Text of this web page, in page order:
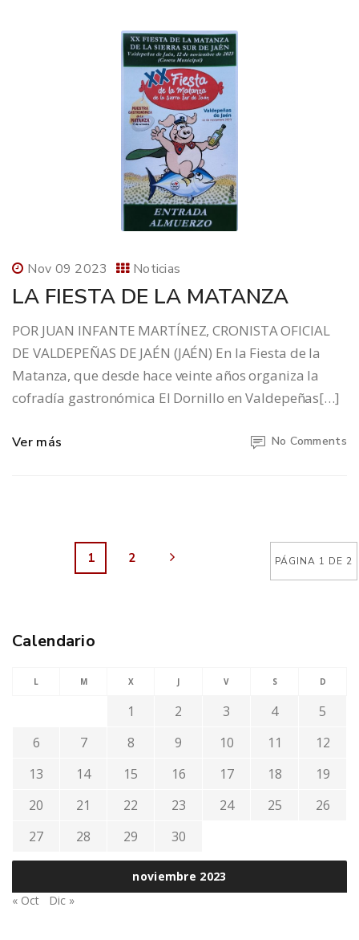
Nov 09 2023 Noticias
LA FIESTA DE LA MATANZA
POR JUAN INFANTE MARTÍNEZ, CRONISTA OFICIAL
DE VALDEPEÑAS DE JAÉN (JAÉN) En la Fiesta de la
Matanza, que desde hace veinte años organiza la
cofradía gastronómica El Dornillo en Valdepeñas[…]
Ver más No Comments
PÁGINA 1 DE 2
1 2
Calendario
noviembre 2023
L M X J V S D
1 2 3 4
5
6
7 8 9 10 11
12
13
14 15 16 17 18
19
20
21 22 23 24 25
26
27
28 29 30
« Oct Dic »